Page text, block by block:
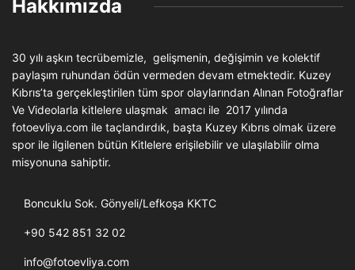
Hakkımızda
30 yılı aşkın tecrübemizle, gelişmenin, değişimin ve kolektif
paylaşım ruhundan ödün vermeden devam etmektedir. Kuzey
Kıbrıs’ta gerçekleştirilen tüm spor olaylarından Alınan Fotoğraflar
Ve Videolarla kitlelere ulaşmak amacı ile 2017 yılında
fotoevliya.com ile taçlandırdık, başta Kuzey Kıbrıs olmak üzere
spor ile ilgilenen bütün Kitlelere erişilebilir ve ulaşılabilir olma
misyonuna sahiptir.
Boncuklu Sok. Gönyeli/Lefkoşa KKTC
+90 542 851 32 02
info@fotoevliya.com